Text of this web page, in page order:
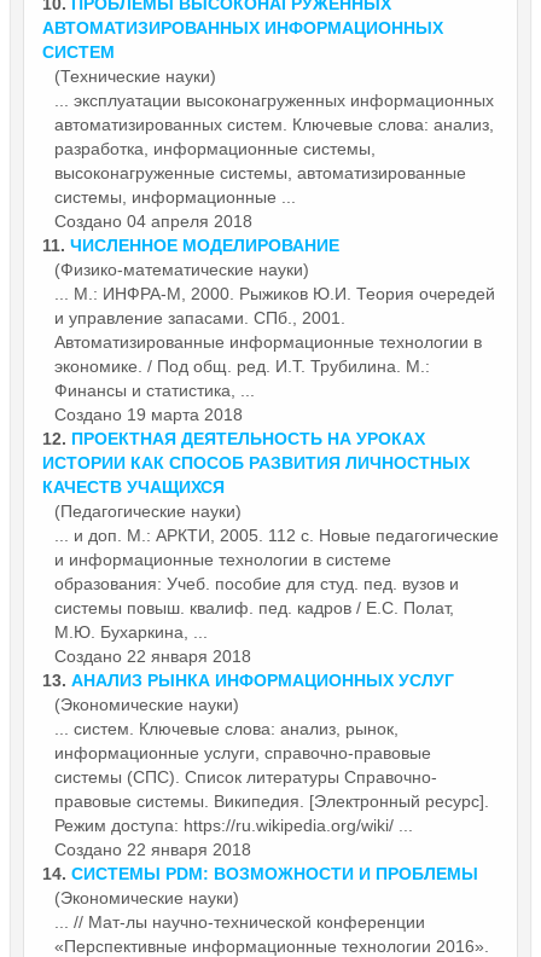
АВТОМАТИЗИРОВАННЫХ ИНФОРМАЦИОННЫХ
СИСТЕМ
(Технические науки)
... эксплуатации высоконагруженных информационных
автоматизированных систем. Ключевые слова: анализ,
разработка, информационные системы,
высоконагруженные системы, автоматизированные
системы, информационные ...
Создано 04 апреля 2018
11. ЧИСЛЕННОЕ МОДЕЛИРОВАНИЕ
(Физико-математические науки)
... М.: ИНФРА-М, 2000. Рыжиков Ю.И. Теория очередей
и управление запасами. СПб., 2001.
Автоматизированные информационные технологии в
экономике. / Под общ. ред. И.Т. Трубилина. М.:
Финансы и статистика, ...
Создано 19 марта 2018
12. ПРОЕКТНАЯ ДЕЯТЕЛЬНОСТЬ НА УРОКАХ
ИСТОРИИ КАК СПОСОБ РАЗВИТИЯ ЛИЧНОСТНЫХ
КАЧЕСТВ УЧАЩИХСЯ
(Педагогические науки)
... и доп. М.: АРКТИ, 2005. 112 с. Новые педагогические
и информационные технологии в системе
образования: Учеб. пособие для студ. пед. вузов и
системы повыш. квалиф. пед. кадров / Е.С. Полат,
М.Ю. Бухаркина, ...
Создано 22 января 2018
13. АНАЛИЗ РЫНКА ИНФОРМАЦИОННЫХ УСЛУГ
(Экономические науки)
... систем. Ключевые слова: анализ, рынок,
информационные услуги, справочно-правовые
системы (СПС). Список литературы Справочно-
правовые системы. Википедия. [Электронный ресурс].
Режим доступа: https://ru.wikipedia.org/wiki/ ...
Создано 22 января 2018
14. СИСТЕМЫ PDM: ВОЗМОЖНОСТИ И ПРОБЛЕМЫ
(Экономические науки)
... // Мат-лы научно-технической конференции
«Перспективные информационные технологии 2016».